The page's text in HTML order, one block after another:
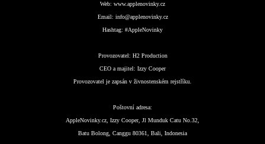
Web: www.applenovinky.cz
Email: info@applenovinky.cz
Hashtag: #AppleNovinky
Provozovatel: H2 Production
CEO a majitel: Izzy Cooper
Provozovatel je zapsán v živnostenském rejstříku.
Poštovní adresa:
AppleNovinky.cz, Izzy Cooper, Jl Munduk Catu No.32,
Batu Bolong, Canggu 80361, Bali, Indonesia